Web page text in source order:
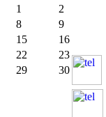
1
2
8
9
15
16
22
23
29
30